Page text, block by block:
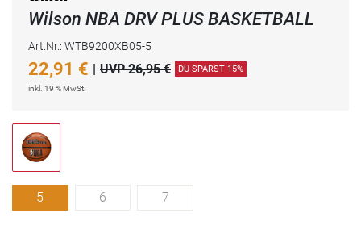
Wilson NBA DRV PLUS BASKETBALL
Art.Nr.: WTB9200XB05-5
22,91 € | UVP 26,95 € DU SPARST 15%
inkl. 19 % MwSt.
5 6 7